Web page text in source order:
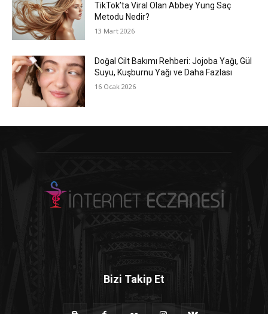
TikTok’ta Viral Olan Abbey Yung Saç
Metodu Nedir?
13 Mart 2026
Doğal Cilt Bakımı Rehberi: Jojoba Yağı, Gül
Suyu, Kuşburnu Yağı ve Daha Fazlası
16 Ocak 2026
Bizi Takip Et